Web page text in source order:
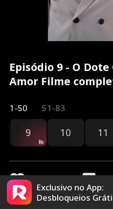
Episódio 9 - O
Amor Filme
1-50 51-83
9 10 11
2.1k 151.9k
Exclusivo no App:
Desbloqueios